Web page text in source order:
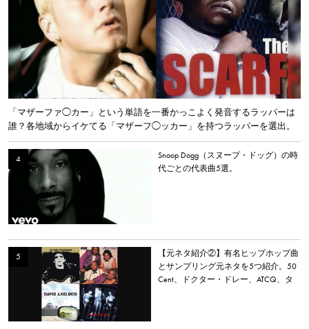
「マザーファ◯カー」という単語を一番かっこよく発音するラッパーは
誰？各地域からイケてる「マザーフ◯ッカー」を持つラッパーを選出。
Snoop Dogg（スヌープ・ドッグ）の時
代ごとの代表曲5選。
【元ネタ紹介②】有名ヒップホップ曲
とサンプリング元ネタを5つ紹介。50
Cent、ドクター・ドレー、ATCQ、タ